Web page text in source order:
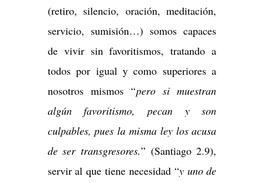
(retiro, silencio, oración, meditación,
servicio, sumisión…) somos capaces
de vivir sin favoritismos, tratando a
todos por igual y como superiores a
nosotros mismos “pero si muestran
algún favoritismo, pecan y son
culpables, pues la misma ley los acusa
de ser transgresores.” (Santiago 2.9),
servir al que tiene necesidad “y uno de